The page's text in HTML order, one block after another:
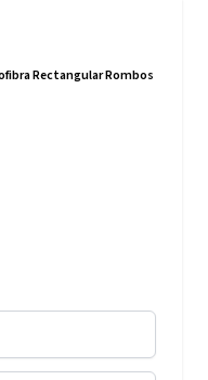
Rectangular Rombos